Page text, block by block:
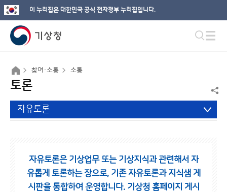
이 누리집은 대한민국 공식 전자정부 누리집입니다.
참여·소통 소통
토론
자유토론
자유토론은 기상업무 또는 기상지식과 관련해서 자
유롭게 토론하는 장으로, 기존 자유토론과 지식샘 게
시판을 통합하여 운영합니다. 기상청 홈페이지 게시